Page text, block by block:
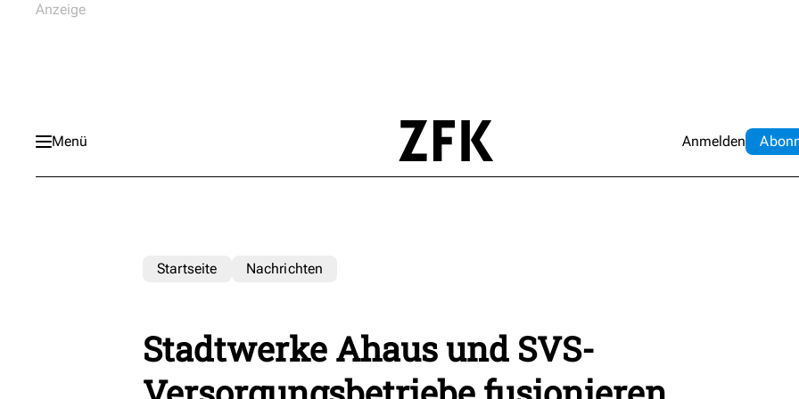
Menü Anmelden Abo
Startseite Nachrichten
Stadtwerke Ahaus und SVS-